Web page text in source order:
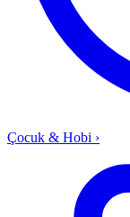
Çocuk & Hobi ›